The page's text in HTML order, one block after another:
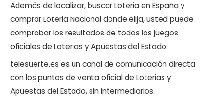
Además de localizar, buscar Loteria en España y
comprar Loteria Nacional donde elija, usted puede
comprobar los resultados de todos los juegos
oficiales de Loterias y Apuestas del Estado.
telesuerte.es es un canal de comunicación directa
con los puntos de venta oficial de Loterias y
Apuestas del Estado, sin intermediarios.